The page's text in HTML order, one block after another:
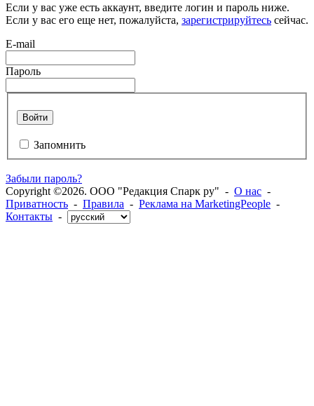
Если у вас уже есть аккаунт, введите логин и пароль ниже.
Если у вас его еще нет, пожалуйста, зарегистрируйтесь сейчас.
E-mail
Пароль
Войти
Запомнить
Забыли пароль?
Copyright ©2026. ООО "Редакция Спарк ру" - О нас -
Приватность - Правила - Реклама на MarketingPeople -
Контакты -